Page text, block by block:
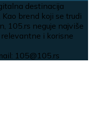
destinacija
brend koji se trudi
105.rs neguje najviše
i korisne
105@105.rs